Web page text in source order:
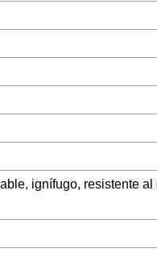
ignífugo, resistente